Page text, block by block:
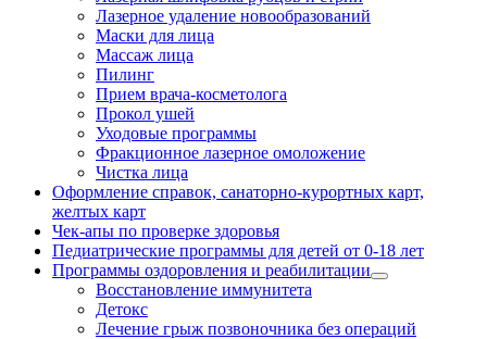
Лазерное удаление новообразований
Маски для лица
Массаж лица
Пилинг
Прием врача-косметолога
Прокол ушей
Уходовые программы
Фракционное лазерное омоложение
Чистка лица
Оформление справок, санаторно-курортных карт,
желтых карт
Чек-апы по проверке здоровья
Педиатрические программы для детей от 0-18 лет
Программы оздоровления и реабилитации
Восстановление иммунитета
Детокс
Лечение грыж позвоночника без операций